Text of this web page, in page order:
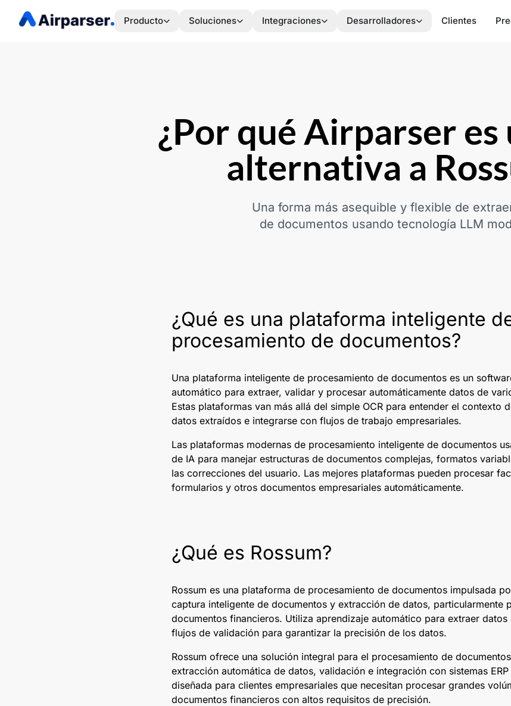
Producto Soluciones Integraciones Desarrolladores Clientes
¿Por qué Airparser es
alternativa a
Una forma más asequible y flexible de
de documentos usando tecnología LLM
¿Qué es una plataforma inteligente
procesamiento de documentos?
Una plataforma inteligente de procesamiento de documentos es un
automático para extraer, validar y procesar automáticamente datos de
Estas plataformas van más allá del simple OCR para entender el contexto
datos extraídos e integrarse con flujos de trabajo empresariales.
Las plataformas modernas de procesamiento inteligente de documentos
de IA para manejar estructuras de documentos complejas, formatos
las correcciones del usuario. Las mejores plataformas pueden procesar
formularios y otros documentos empresariales automáticamente.
¿Qué es Rossum?
Rossum es una plataforma de procesamiento de documentos impulsada
captura inteligente de documentos y extracción de datos, particularmente
documentos financieros. Utiliza aprendizaje automático para extraer
flujos de validación para garantizar la precisión de los datos.
Rossum ofrece una solución integral para el procesamiento de
extracción automática de datos, validación e integración con sistemas
diseñada para clientes empresariales que necesitan procesar grandes
documentos financieros con altos requisitos de precisión.